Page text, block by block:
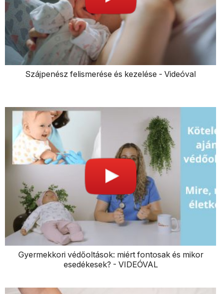
Szájpenész felismerése és kezelése - Videóval
Gyermekkori védőoltások: miért fontosak és mikor
esedékesek? - VIDEÓVAL